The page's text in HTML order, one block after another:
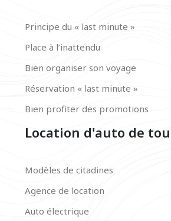
Principe du « last minute »
Place à l’inattendu
Bien organiser son voyage
Réservation « last minute »
Bien profiter des promotions
Location d'auto de
Modèles de citadines
Agence de location
Auto électrique